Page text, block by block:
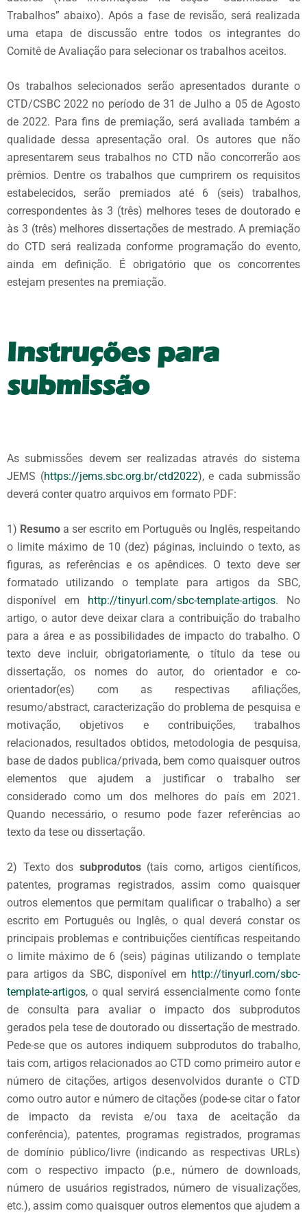
Trabalhos” abaixo). Após a fase de revisão, será realizada
uma etapa de discussão entre todos os integrantes do
Comitê de Avaliação para selecionar os trabalhos aceitos.
Os trabalhos selecionados serão apresentados durante o
CTD/CSBC 2022 no período de 31 de Julho a 05 de Agosto
de 2022. Para fins de premiação, será avaliada também a
qualidade dessa apresentação oral. Os autores que não
apresentarem seus trabalhos no CTD não concorrerão aos
prêmios. Dentre os trabalhos que cumprirem os requisitos
estabelecidos, serão premiados até 6 (seis) trabalhos,
correspondentes às 3 (três) melhores teses de doutorado e
às 3 (três) melhores dissertações de mestrado. A premiação
do CTD será realizada conforme programação do evento,
ainda em definição. É obrigatório que os concorrentes
estejam presentes na premiação.
Instruções para
submissão
As submissões devem ser realizadas através do sistema
JEMS (https://jems.sbc.org.br/ctd2022), e cada submissão
deverá conter quatro arquivos em formato PDF:
1) Resumo a ser escrito em Português ou Inglês, respeitando
o limite máximo de 10 (dez) páginas, incluindo o texto, as
figuras, as referências e os apêndices. O texto deve ser
formatado utilizando o template para artigos da SBC,
disponível em http://tinyurl.com/sbc-template-artigos. No
artigo, o autor deve deixar clara a contribuição do trabalho
para a área e as possibilidades de impacto do trabalho. O
texto deve incluir, obrigatoriamente, o título da tese ou
dissertação, os nomes do autor, do orientador e co-
orientador(es) com as respectivas afiliações,
resumo/abstract, caracterização do problema de pesquisa e
motivação, objetivos e contribuições, trabalhos
relacionados, resultados obtidos, metodologia de pesquisa,
base de dados publica/privada, bem como quaisquer outros
elementos que ajudem a justificar o trabalho ser
considerado como um dos melhores do país em 2021.
Quando necessário, o resumo pode fazer referências ao
texto da tese ou dissertação.
2) Texto dos subprodutos(tais como, artigos científicos,
patentes, programas registrados, assim como quaisquer
outros elementos que permitam qualificar o trabalho) a ser
escrito em Português ou Inglês, o qual deverá constar os
principais problemas e contribuições científicas respeitando
o limite máximo de 6 (seis) páginas utilizando o template
para artigos da SBC, disponível em http://tinyurl.com/sbc-
template-artigos, o qual servirá essencialmente como fonte
de consulta para avaliar o impacto dos subprodutos
gerados pela tese de doutorado ou dissertação de mestrado.
Pede-se que os autores indiquem subprodutos do trabalho,
tais com, artigos relacionados ao CTD como primeiro autor e
número de citações, artigos desenvolvidos durante o CTD
como outro autor e número de citações (pode-se citar o fator
de impacto da revista e/ou taxa de aceitação da
conferência), patentes, programas registrados, programas
de domínio público/livre (indicando as respectivas URLs)
com o respectivo impacto (p.e., número de downloads,
número de usuários registrados, número de visualizações,
etc.), assim como quaisquer outros elementos que ajudem a